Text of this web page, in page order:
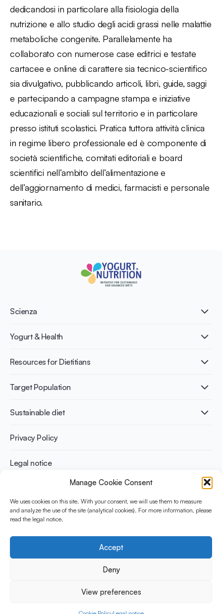
Manage Cookie Consent
We uses cookies on this site. With your consent, we will use them to measure
and analyze the use of the site (analytical cookies). For more information, please
read the legal notice.
Accept
Deny
View preferences
dedicandosi in particolare alla fisiologia della
nutrizione e allo studio degli acidi grassi nelle malattie
metaboliche congenite. Parallelamente ha
collaborato con numerose case editrici e testate
cartacee e online di carattere sia tecnico-scientifico
sia divulgativo, pubblicando articoli, libri, guide, saggi
e partecipando a campagne stampa e iniziative
educazionali e sociali sul territorio e in particolare
presso istituti scolastici. Pratica tuttora attività clinica
in regime libero professionale ed è componente di
società scientifiche, comitati editoriali e board
scientifici nell’ambito dell’alimentazione e
dell’aggiornamento di medici, farmacisti e personale
sanitario.
Scienza
What is Yogurt?
Nutri-dense food
Yogurt & Health
Healthy Diets & Lifestyle
Bone health
Weight management
Resources for Dietitians
Publications
Infographics
Recipes
Target Population
Adult
Athletes
Sustainable diet
Benefits for planet health
Benefits for human health
Privacy Policy
Legal notice
The Yogurt in Nutrition Initiative for Sustainable and Balanced
Diets is funded by the Danone Institute International. It aims to
yogurt in sustainable healthy diets.